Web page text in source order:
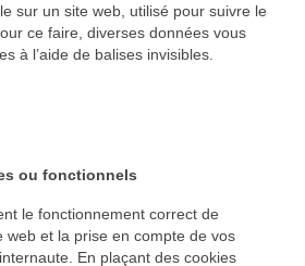
sur un site web, utilisé pour suivre le
ce faire, diverses données vous
à l’aide de balises invisibles.
ou fonctionnels
le fonctionnement correct de
web et la prise en compte de vos
En plaçant des cookies